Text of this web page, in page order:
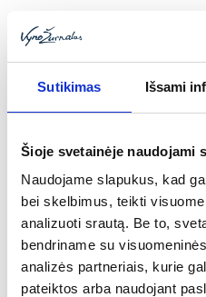
Sutikimas Išsami
Šioje svetainėje naudojami
Naudojame slapukus, kad
bei skelbimus, teikti
analizuoti srautą. Be to,
bendriname su
analizės partneriais, kurie
pateiktos arba naudojant